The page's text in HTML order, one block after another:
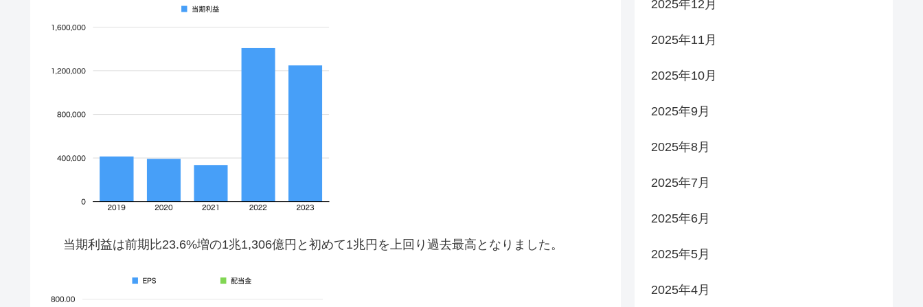
当期利益は前期比23.6%増の1兆1,306億円と初めて1兆円を上回り過去最高となりました。
2025年12月
2025年11月
2025年10月
2025年9月
2025年8月
2025年7月
2025年6月
2025年5月
2025年4月